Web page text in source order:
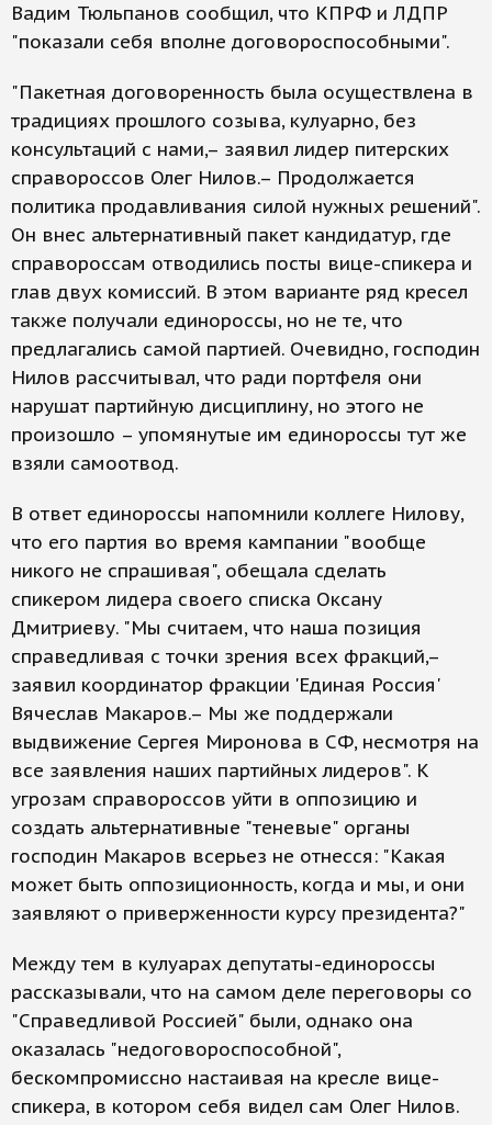
Вадим Тюльпанов сообщил, что КПРФ и ЛДПР
"показали себя вполне договороспособными".
"Пакетная договоренность была осуществлена в
традициях прошлого созыва, кулуарно, без
консультаций с нами,– заявил лидер питерских
справороссов Олег Нилов.– Продолжается
политика продавливания силой нужных решений".
Он внес альтернативный пакет кандидатур, где
справороссам отводились посты вице-спикера и
глав двух комиссий. В этом варианте ряд кресел
также получали единороссы, но не те, что
предлагались самой партией. Очевидно, господин
Нилов рассчитывал, что ради портфеля они
нарушат партийную дисциплину, но этого не
произошло – упомянутые им единороссы тут же
взяли самоотвод.
В ответ единороссы напомнили коллеге Нилову,
что его партия во время кампании "вообще
никого не спрашивая", обещала сделать
спикером лидера своего списка Оксану
Дмитриеву. "Мы считаем, что наша позиция
справедливая с точки зрения всех фракций,–
заявил координатор фракции 'Единая Россия'
Вячеслав Макаров.– Мы же поддержали
выдвижение Сергея Миронова в СФ, несмотря на
все заявления наших партийных лидеров". К
угрозам справороссов уйти в оппозицию и
создать альтернативные "теневые" органы
господин Макаров всерьез не отнесся: "Какая
может быть оппозиционность, когда и мы, и они
заявляют о приверженности курсу президента?"
Между тем в кулуарах депутаты-единороссы
рассказывали, что на самом деле переговоры со
"Справедливой Россией" были, однако она
оказалась "недоговороспособной",
бескомпромиссно настаивая на кресле вице-
спикера, в котором себя видел сам Олег Нилов.